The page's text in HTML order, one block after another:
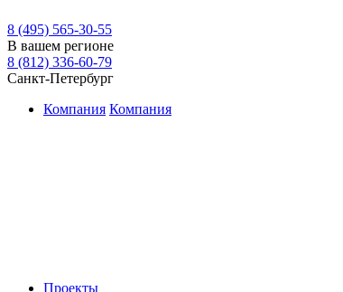
8 (495) 565-30-55
В вашем регионе
8 (812) 336-60-79
Санкт-Петербург
Компания Компания
Проекты